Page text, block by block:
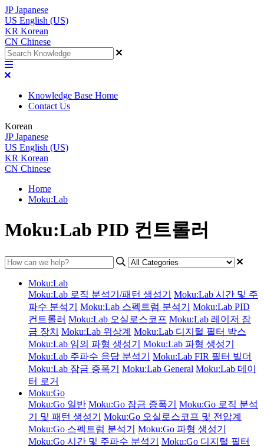
JP Japanese
US English (US)
KR Korean
CN Chinese
Knowledge Base Home
Contact Us
Korean
JP Japanese
US English (US)
KR Korean
CN Chinese
Home
Moku:Lab
Moku:Lab PID 컨트롤러
Moku:Lab
Moku:Lab 로직 분석기/패턴 생성기
Moku:Lab 시간 및 주
파수 분석기
Moku:Lab 스펙트럼 분석기
Moku:Lab PID
컨트롤러 Moku:Lab 오실로스코프 Moku:Lab 레이저 잠
금 장치 Moku:Lab 위상계 Moku:Lab 디지털 필터 박스
Moku:Lab 임의 파형 생성기
Moku:Lab 파형 생성기
Moku:Lab 주파수 응답 분석기
Moku:Lab FIR 필터 빌더
Moku:Lab 잠금 증폭기
Moku:Lab General Moku:Lab 데이
터 로거
Moku:Go
Moku:Go 일반 Moku:Go 잠금 증폭기
Moku:Go 로직 분석
기 및 패턴 생성기
Moku:Go 오실로스코프 및 전압계
Moku:Go 스펙트럼 분석기
Moku:Go 파형 생성기
Moku:Go 시간 및 주파수 분석기
Moku:Go 디지털 필터